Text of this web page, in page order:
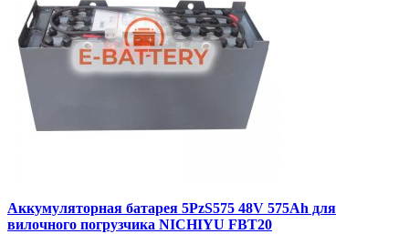
Аккумуляторная батарея 5PzS575 48V 575Ah для
вилочного погрузчика NICHIYU FBT20